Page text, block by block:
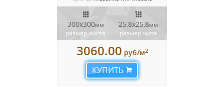
300x300мм
размер листа
25,8х25,8мм
размер чипа
3060.00 руб/м2
КУПИТЬ